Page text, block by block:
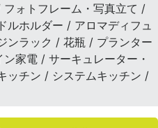
ォトフレーム・写真立て /
ルホルダー / アロマディフュ
ンラック / 花瓶 / プランター
家電 / サーキュレーター・
ッチン / システムキッチン /